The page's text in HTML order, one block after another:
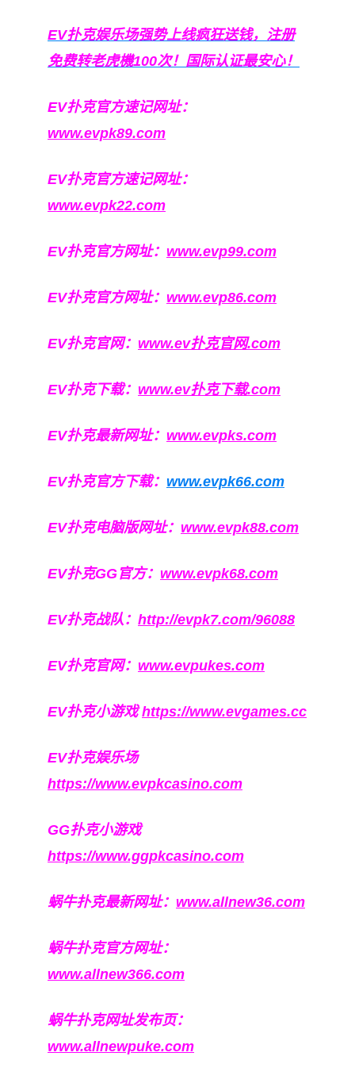
EV扑克娱乐场强势上线疯狂送钱，注册
免费转老虎機100次！国际认证最安心！
EV扑克官方速记网址：
www.evpk89.com
EV扑克官方速记网址：
www.evpk22.com
EV扑克官方网址： www.evp99.com
EV扑克官方网址： www.evp86.com
EV扑克官网： www.ev扑克官网.com
EV扑克下载： www.ev扑克下载.com
EV扑克最新网址： www.evpks.com
EV扑克官方下载： www.evpk66.com
EV扑克电脑版网址： www.evpk88.com
EV扑克GG官方： www.evpk68.com
EV扑克战队： http://evpk7.com/96088
EV扑克官网： www.evpukes.com
EV扑克小游戏https://www.evgames.cc
EV扑克娱乐场
https://www.evpkcasino.com
GG扑克小游戏
https://www.ggpkcasino.com
蜗牛扑克最新网址： www.allnew36.com
蜗牛扑克官方网址：
www.allnew366.com
蜗牛扑克网址发布页：
www.allnewpuke.com